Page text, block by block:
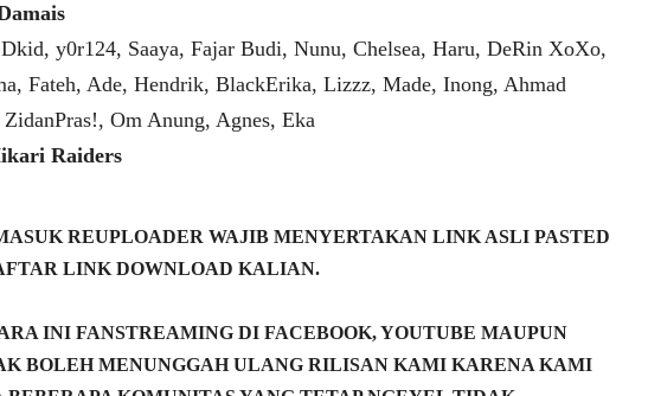
Dkid, y0r124, Saaya, Fajar Budi, Nunu, Chelsea, Haru, DeRin XoXo,
Fateh, Ade, Hendrik, BlackErika, Lizzz, Made, Inong, Ahmad
Om Anung, Agnes, Eka
Raiders
REUPLOADER WAJIB MENYERTAKAN LINK ASLI PASTED
LINK DOWNLOAD KALIAN.
INI FANSTREAMING DI FACEBOOK, YOUTUBE MAUPUN
BOLEH MENUNGGAH ULANG RILISAN KAMI KARENA KAMI